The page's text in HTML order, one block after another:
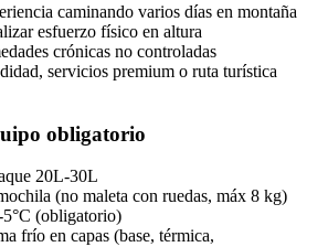
caminando varios días en montaña
esfuerzo físico en altura
crónicas no controladas
servicios premium o ruta turística
obligatorio
20L-30L
(no maleta con ruedas, máx 8 kg)
5°C (obligatorio)
frío en capas (base, térmica,